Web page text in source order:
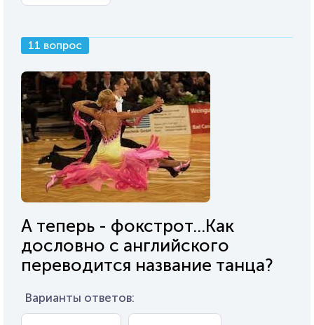
11 вопрос
А теперь - фокстрот...Как
дословно с английского
переводится название танца?
Варианты ответов: